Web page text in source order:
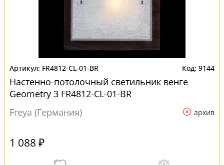
FR4812-CL-01-BR 9144
Настенно-потолочный светильник венге
Geometry 3 FR4812-CL-01-BR
Freya (Германия)
архив
1 088 ₽